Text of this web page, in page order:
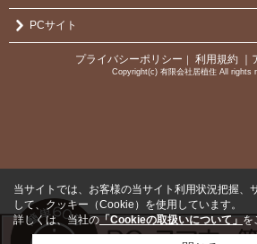
PCサイト
プライバシーポリシー 利用規約
Copyright(c) 有限会社居植住 All rights
当サイトでは、お客様の当サイト利用状況把握、
して、クッキー（Cookie）を使用しています。
詳しくは、当社の 「Cookieの取扱いについて」 を